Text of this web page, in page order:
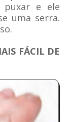
puxar e ele
uma serra.
FÁCIL DE